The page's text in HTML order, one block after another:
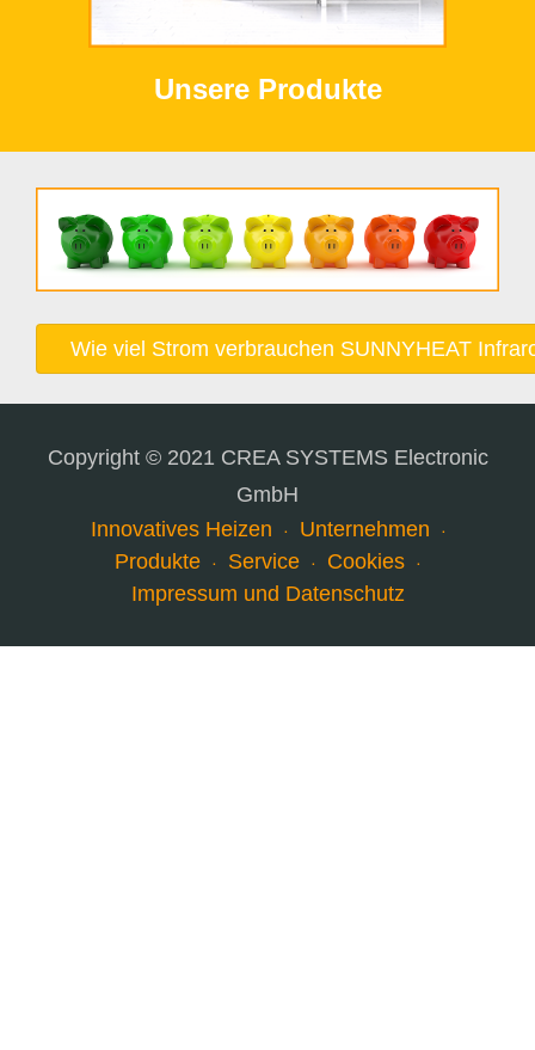
Unsere Produkte
Wie viel Strom verbrauchen SUNNYHEAT
Copyright © 2021 CREA SYSTEMS Electronic
GmbH
Innovatives Heizen
Unternehmen
Produkte
Service
Cookies
Impressum und Datenschutz